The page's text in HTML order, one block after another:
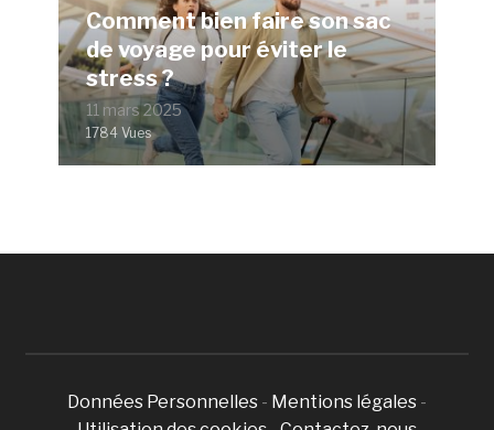
Comment bien faire son sac
de voyage pour éviter le
stress ?
11 mars 2025
1784 Vues
Données Personnelles - Mentions légales -